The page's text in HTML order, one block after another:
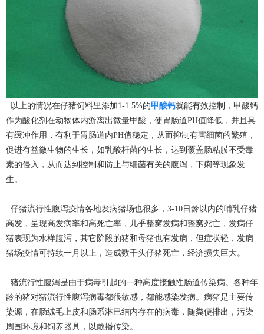
以上的情况在仔猪饲料里添加1-1.5%的甲酸钙就能有效控制，甲酸钙
作为酸化剂在动物体内游离出微量甲酸，使胃肠道PH值降低，并且具
有缓冲作用，有利于胃肠道内PH值稳定，从而抑制有害细菌的繁殖，
促进有益微生物的生长，如乳酸杆菌的生长，达到覆盖肠粘膜不受毒
素的侵入，从而达到控制和防止与细菌有关的腹泻，下痢等现象发
生。
仔猪流行性腹泻疫情各地发病猪场也很多，3-10日龄以内的哺乳仔猪
高发，呈现高发病率和高死亡率，几乎整窝发病和整窝死亡，发病仔
猪表现为水样腹泻，其它阶段的猪和母猪也有发病，但症状轻，发病
猪场疫情可持续一月以上，造成数千头仔猪死亡，经济损失巨大。
猪流行性腹泻是由于病毒引起的一种高度接触性肠道传染病。各种年
龄的猪对猪流行性腹泻病毒都很敏感，都能感染发病。病猪是主要传
染源，在肠绒毛上皮和肠系淋巴结内存在的病毒，随粪便排出，污染
周围环境和饲养器具，以散播传染。